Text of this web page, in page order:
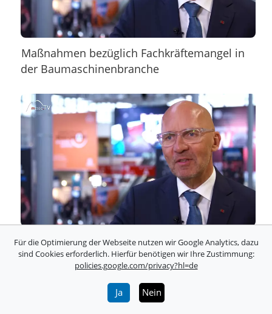
Maßnahmen bezüglich Fachkräftemangel in
der Baumaschinenbranche
Nachhaltigkeit & Elektrifizierung auf der
bauma 2019
Für die Optimierung der Webseite nutzen wir Google Analytics, dazu
sind Cookies erforderlich. Hierfür benötigen wir Ihre Zustimmung:
policies.google.com/privacy?hl=de
Ja Nein